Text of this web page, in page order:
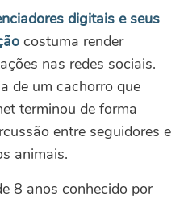
digitais e seus
costuma render
nas redes sociais.
de um cachorro que
terminou de forma
entre seguidores e
animais.
8 anos conhecido por